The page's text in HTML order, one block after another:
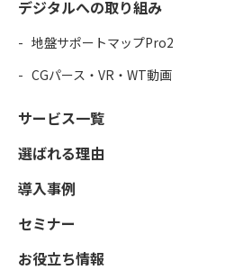
デジタルへの取り組み
地盤サポートマップPro2
CGパース・VR・WT動画
サービス一覧
選ばれる理由
導入事例
セミナー
お役立ち情報